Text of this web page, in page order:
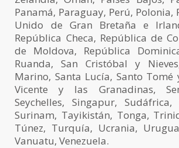
Panamá, Paraguay, Perú, Polonia,
Unido de Gran Bretaña e
República Checa, República de
de Moldova, República
Ruanda, San Cristóbal y
Marino, Santa Lucía, Santo Tomé
Vicente y las Granadinas,
Seychelles, Singapur, Sudáfrica,
Surinam, Tayikistán, Tonga,
Túnez, Turquía, Ucrania,
Vanuatu, Venezuela.